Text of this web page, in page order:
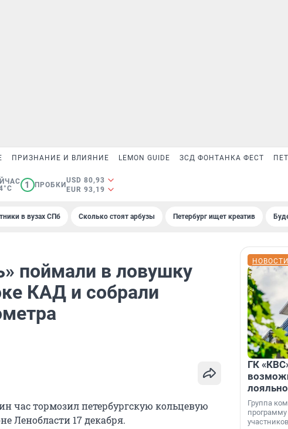
ПРИЗНАНИЕ И ВЛИЯНИЕ LEMON GUIDE ЗСД ФОНТАНКА ФЕСТ
1 ПРОБКИ
USD 80,93
EUR 93,19
в вузах СПб Сколько стоят арбузы Петербург ищет креатив
поймали в ловушку
КАД и собрали
час тормозил петербургскую кольцевую
Ленобласти 17 декабря.
ГК
Группа
программу